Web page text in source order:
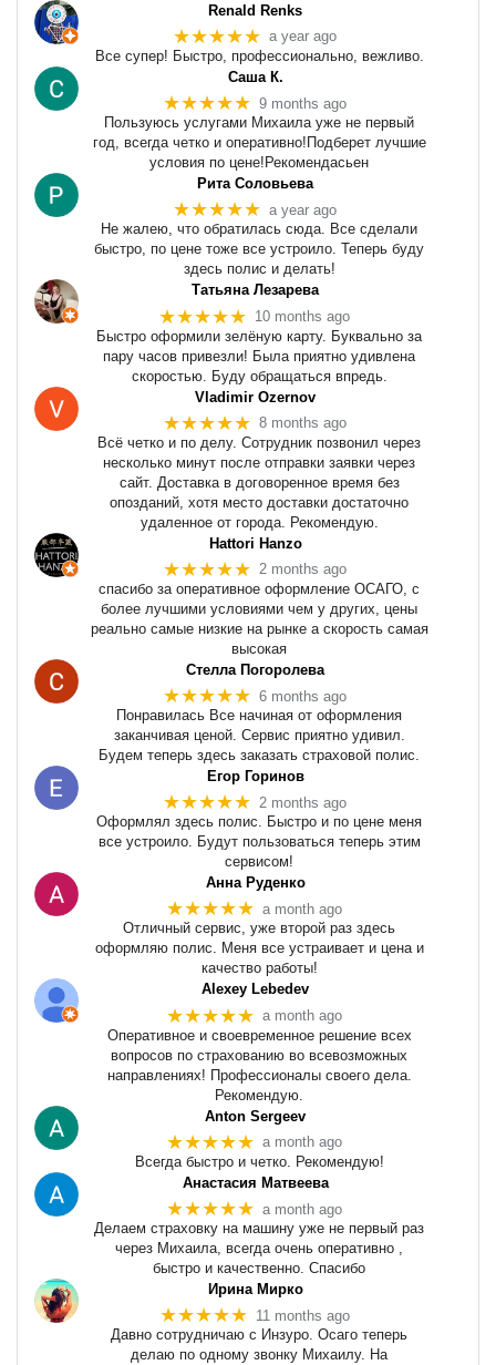
Renald Renks
★★★★★ a year ago
Все супер! Быстро, профессионально, вежливо.
Саша К.
★★★★★ 9 months ago
Пользуюсь услугами Михаила уже не первый
год, всегда четко и оперативно!Подберет лучшие
условия по цене!Рекомендасьен
Рита Соловьева
★★★★★ a year ago
Не жалею, что обратилась сюда. Все сделали
быстро, по цене тоже все устроило. Теперь буду
здесь полис и делать!
Татьяна Лезарева
★★★★★ 10 months ago
Быстро оформили зелёную карту. Буквально за
пару часов привезли! Была приятно удивлена
скоростью. Буду обращаться впредь.
Vladimir Ozernov
★★★★★ 8 months ago
Всё четко и по делу. Сотрудник позвонил через
несколько минут после отправки заявки через
сайт. Доставка в договоренное время без
опозданий, хотя место доставки достаточно
удаленное от города. Рекомендую.
Hattori Hanzo
★★★★★ 2 months ago
спасибо за оперативное оформление ОСАГО, с
более лучшими условиями чем у других, цены
реально самые низкие на рынке а скорость самая
высокая
Стелла Погоролева
★★★★★ 6 months ago
Понравилась Все начиная от оформления
заканчивая ценой. Сервис приятно удивил.
Будем теперь здесь заказать страховой полис.
Егор Горинов
★★★★★ 2 months ago
Оформлял здесь полис. Быстро и по цене меня
все устроило. Будут пользоваться теперь этим
сервисом!
Анна Руденко
★★★★★ a month ago
Отличный сервис, уже второй раз здесь
оформляю полис. Меня все устраивает и цена и
качество работы!
Alexey Lebedev
★★★★★ a month ago
Оперативное и своевременное решение всех
вопросов по страхованию во всевозможных
направлениях! Профессионалы своего дела.
Рекомендую.
Anton Sergeev
★★★★★ a month ago
Всегда быстро и четко. Рекомендую!
Анастасия Матвеева
★★★★★ a month ago
Делаем страховку на машину уже не первый раз
через Михаила, всегда очень оперативно ,
быстро и качественно. Спасибо
Ирина Мирко
★★★★★ 11 months ago
Давно сотрудничаю с Инзуро. Осаго теперь
делаю по одному звонку Михаилу. На